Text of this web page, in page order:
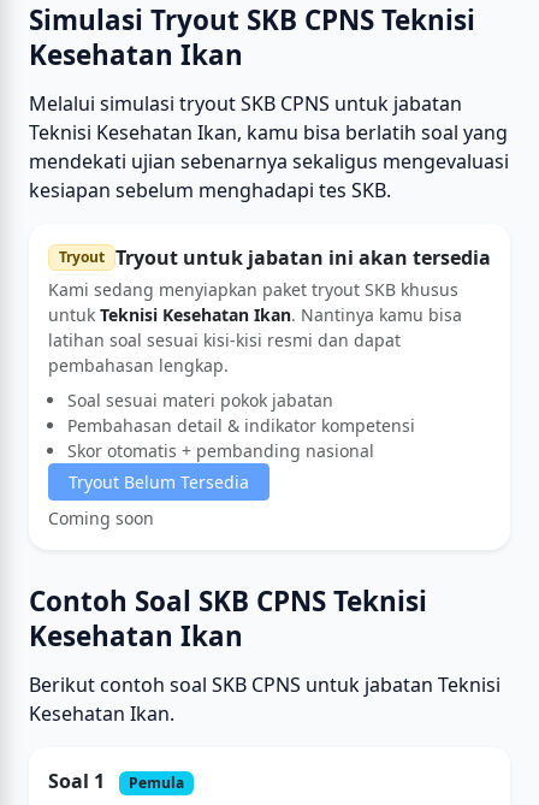
Simulasi Tryout SKB CPNS Teknisi
Kesehatan Ikan
Melalui simulasi tryout SKB CPNS untuk jabatan
Teknisi Kesehatan Ikan, kamu bisa berlatih soal yang
mendekati ujian sebenarnya sekaligus mengevaluasi
kesiapan sebelum menghadapi tes SKB.
Tryout Tryout untuk jabatan ini akan tersedia
Kami sedang menyiapkan paket tryout SKB khusus
untuk Teknisi Kesehatan Ikan. Nantinya kamu bisa
latihan soal sesuai kisi-kisi resmi dan dapat
pembahasan lengkap.
Soal sesuai materi pokok jabatan
Pembahasan detail & indikator kompetensi
Skor otomatis + pembanding nasional
Tryout Belum Tersedia
Coming soon
Contoh Soal SKB CPNS Teknisi
Kesehatan Ikan
Berikut contoh soal SKB CPNS untuk jabatan Teknisi
Kesehatan Ikan.
Soal 1 Pemula